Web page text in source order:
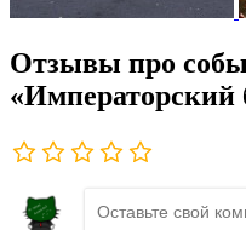
Отзывы про
«Императорский